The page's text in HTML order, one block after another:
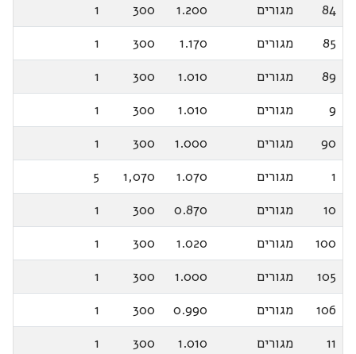
84
מגורים 1.200
300
1
85
מגורים 1.170
300
1
89
מגורים 1.010
300
1
9
מגורים 1.010
300
1
90
מגורים 1.000
300
1
1
מגורים 1.070
1,070
5
10
מגורים 0.870
300
1
100
מגורים 1.020
300
1
105
מגורים 1.000
300
1
106
מגורים 0.990
300
1
11
מגורים 1.010
300
1